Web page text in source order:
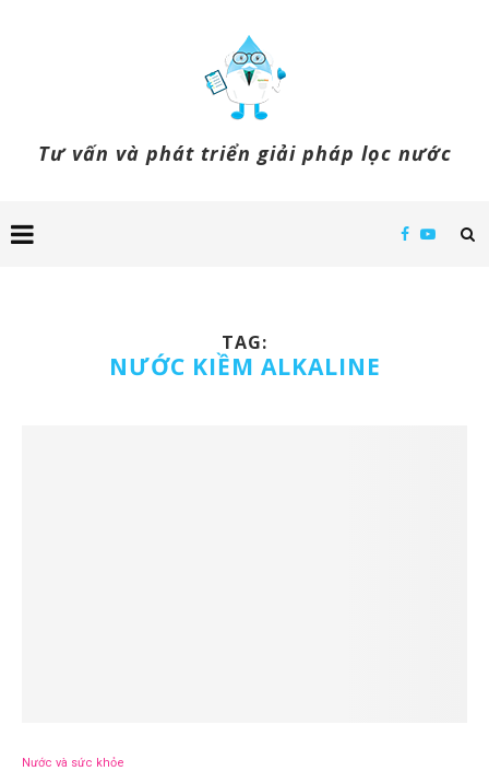
Tư vấn và phát triển giải pháp lọc nước
TAG:
NƯỚC KIỀM ALKALINE
Nước và sức khỏe